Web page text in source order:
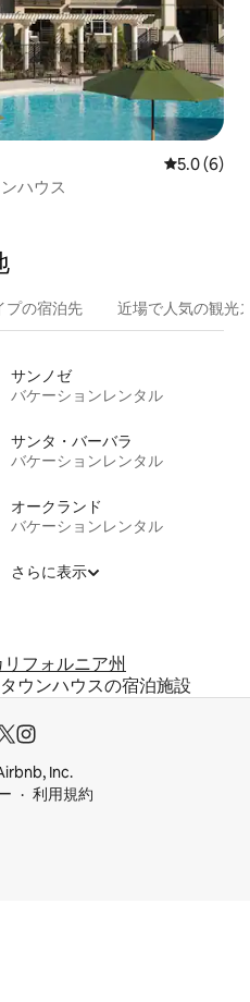
レビュー6
5.0 (6)
ハウス
プ⁠の宿⁠泊⁠先 近場で人気の観光
サンノゼ
バケーションレンタル
サンタ・バーバラ
バケーションレンタル
オークランド
バケーションレンタル
さらに表示
リフォルニア州
タウンハウスの宿泊施設
Inc.
利用規約